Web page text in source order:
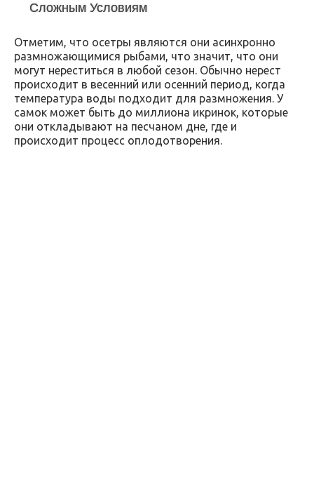
Сложным Условиям
Отметим, что осетры являются они асинхронно
размножающимися рыбами, что значит, что они
могут нереститься в любой сезон. Обычно нерест
происходит в весенний или осенний период, когда
температура воды подходит для размножения. У
самок может быть до миллиона икринок, которые
они откладывают на песчаном дне, где и
происходит процесс оплодотворения.